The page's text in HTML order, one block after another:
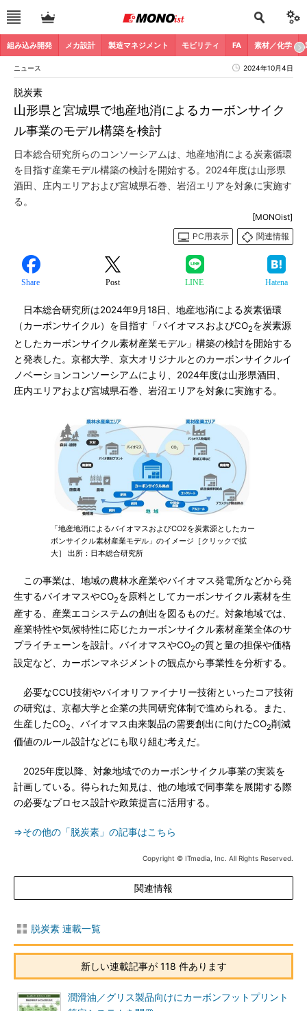
組み込み開発 メカ設計 製造マネジメント モビリティ FA 素材／化学
ニュース 2024年10月4日
山形県と宮城県で地産地消によるカーボンサイク
ル事業のモデル構築を検討
脱炭素
日本総合研究所らのコンソーシアムは、地産地消による炭素循環
を目指す産業モデル構築の検討を開始する。2024年度は山形県
酒田、庄内エリアおよび宮城県石巻、岩沼エリアを対象に実施す
る。
[MONOist]
PC用表示
関連情報
Share Post LINE Hatena
日本総合研究所は2024年9月18日、地産地消による炭素循環
（カーボンサイクル）を目指す「バイオマスおよびCO2を炭素源
としたカーボンサイクル素材産業モデル」構築の検討を開始する
と発表した。京都大学、京大オリジナルとのカーボンサイクルイ
ノベーションコンソーシアムにより、2024年度は山形県酒田、
庄内エリアおよび宮城県石巻、岩沼エリアを対象に実施する。
「地産地消によるバイオマスおよびCO2を炭素源としたカー
ボンサイクル素材産業モデル」のイメージ［クリックで拡
大］ 出所：日本総合研究所
この事業は、地域の農林水産業やバイオマス発電所などから発
生するバイオマスやCO2を原料としてカーボンサイクル素材を生
産する、産業エコシステムの創出を図るものだ。対象地域では、
産業特性や気候特性に応じたカーボンサイクル素材産業全体のサ
プライチェーンを設計。バイオマスやCO2の質と量の担保や価格
設定など、カーボンマネジメントの観点から事業性を分析する。
必要なCCU技術やバイオリファイナリー技術といったコア技術
の研究は、京都大学と企業の共同研究体制で進められる。また、
生産したCO2 、バイオマス由来製品の需要創出に向けたCO2削減
価値のルール設計などにも取り組む考えだ。
2025年度以降、対象地域でのカーボンサイクル事業の実装を
計画している。得られた知見は、他の地域で同事業を展開する際
の必要なプロセス設計や政策提言に活用する。
⇒その他の「脱炭素」の記事はこちら
Copyright © ITmedia, Inc. All Rights Reserved.
関連情報
脱炭素 連載一覧
新しい連載記事が 118 件あります
潤滑油／グリス製品向けにカーボンフットプリント